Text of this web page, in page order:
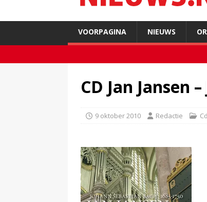
VOORPAGINA NIEUWS
CD Jan Jansen
9 oktober 2010 Redactie